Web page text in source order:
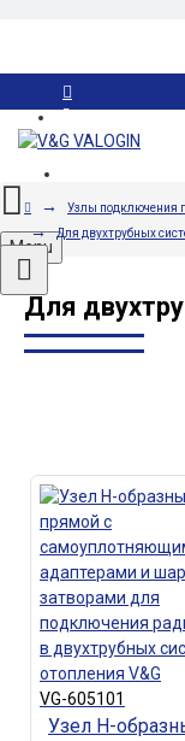
Вход
Menu
Узлы подключения
Для двухтрубных
Для
VG-605101
Узел Н-